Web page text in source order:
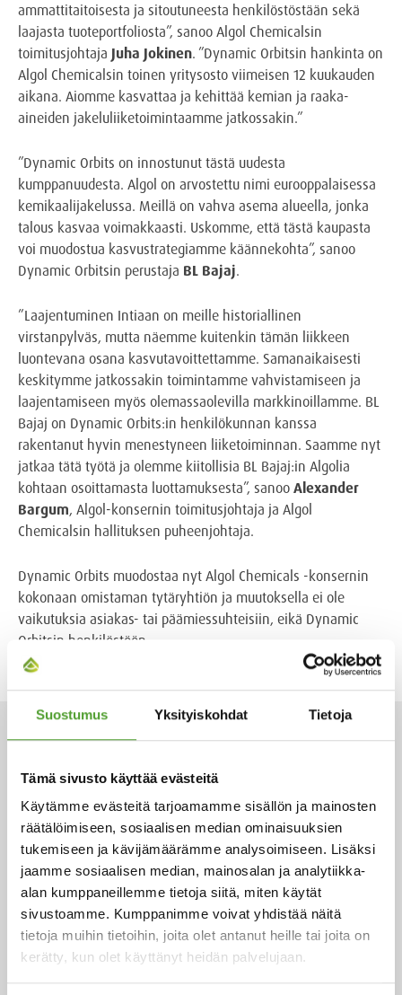
Suostumus Yksityiskohdat Tietoja
Tämä sivusto käyttää evästeitä
Käytämme evästeitä tarjoamamme sisällön ja mainosten
räätälöimiseen, sosiaalisen median ominaisuuksien
tukemiseen ja kävijämäärämme analysoimiseen. Lisäksi
jaamme sosiaalisen median, mainosalan ja analytiikka-
alan kumppaneillemme tietoja siitä, miten käytät
sivustoamme. Kumppanimme voivat yhdistää näitä
tietoja muihin tietoihin, joita olet antanut heille tai joita on
kerätty, kun olet käyttänyt heidän palvelujaan.
ammattitaitoisesta ja sitoutuneesta henkilöstöstään sekä
laajasta tuoteportfoliosta”, sanoo Algol Chemicalsin
toimitusjohtaja Juha Jokinen. ”Dynamic Orbitsin hankinta on
Algol Chemicalsin toinen yritysosto viimeisen 12 kuukauden
aikana. Aiomme kasvattaa ja kehittää kemian ja raaka-
aineiden jakeluliiketoimintaamme jatkossakin.”
”Dynamic Orbits on innostunut tästä uudesta
kumppanuudesta. Algol on arvostettu nimi eurooppalaisessa
kemikaalijakelussa. Meillä on vahva asema alueella, jonka
talous kasvaa voimakkaasti. Uskomme, että tästä kaupasta
voi muodostua kasvustrategiamme käännekohta”, sanoo
Dynamic Orbitsin perustaja BL Bajaj.
”Laajentuminen Intiaan on meille historiallinen
virstanpylväs, mutta näemme kuitenkin tämän liikkeen
luontevana osana kasvutavoittettamme. Samanaikaisesti
keskitymme jatkossakin toimintamme vahvistamiseen ja
laajentamiseen myös olemassaolevilla markkinoillamme. BL
Bajaj on Dynamic Orbits:in henkilökunnan kanssa
rakentanut hyvin menestyneen liiketoiminnan. Saamme nyt
jatkaa tätä työtä ja olemme kiitollisia BL Bajaj:in Algolia
kohtaan osoittamasta luottamuksesta”, sanoo Alexander
Bargum, Algol-konsernin toimitusjohtaja ja Algol
Chemicalsin hallituksen puheenjohtaja.
Dynamic Orbits muodostaa nyt Algol Chemicals -konsernin
kokonaan omistaman tytäryhtiön ja muutoksella ei ole
vaikutuksia asiakas- tai päämiessuhteisiin, eikä Dynamic
Orbitsin henkilöstöön.
2.7.2026
Adam Cederwall Baidori nimitetty
Algol Chemicalsin Scandinavia -
yksikön liiketoimintajohtajaksi